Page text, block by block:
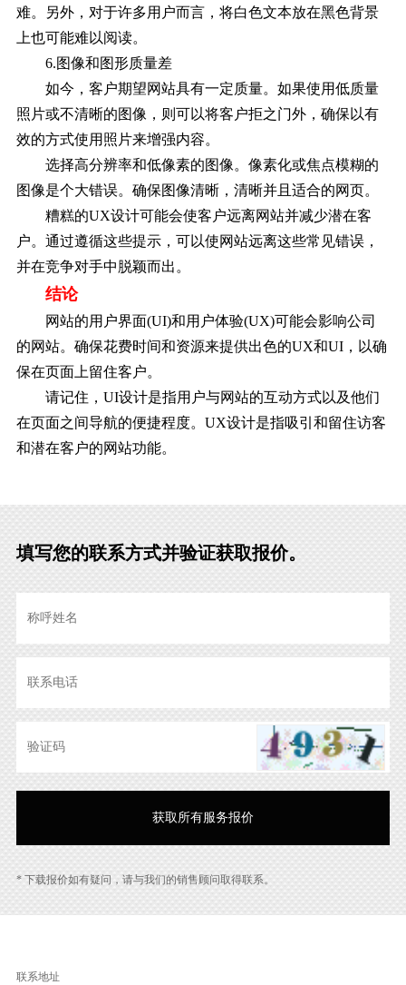
难。另外，对于许多用户而言，将白色文本放在黑色背景
上也可能难以阅读。
6.图像和图形质量差
如今，客户期望网站具有一定质量。如果使用低质量
照片或不清晰的图像，则可以将客户拒之门外，确保以有
效的方式使用照片来增强内容。
选择高分辨率和低像素的图像。像素化或焦点模糊的
图像是个大错误。确保图像清晰，清晰并且适合的网页。
糟糕的UX设计可能会使客户远离网站并减少潜在客
户。通过遵循这些提示，可以使网站远离这些常见错误，
并在竞争对手中脱颖而出。
结论
网站的用户界面(UI)和用户体验(UX)可能会影响公司
的网站。确保花费时间和资源来提供出色的UX和UI，以确
保在页面上留住客户。
请记住，UI设计是指用户与网站的互动方式以及他们
在页面之间导航的便捷程度。UX设计是指吸引和留住访客
和潜在客户的网站功能。
填写您的联系方式并验证获取报价。
* 下载报价如有疑问，请与我们的销售顾问取得联系。
联系地址